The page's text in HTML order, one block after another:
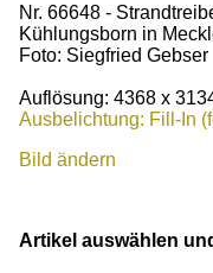
Nr. 66648 -
Kühlungsborn in
Foto: Siegfried Gebser
Auflösung: 4368 x
Ausbelichtung: Fill-In
Bild ändern
Artikel auswählen